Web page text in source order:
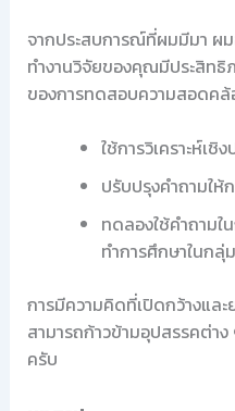
จากประสบการณ์ที่ผมมีมา ผ
ทำงานวิจัยของคุณมีประสิทธิ
ของการทดสอบความสอดคล้
ใช้การวิเคราะห์เ
ปรับปรุงคำถามให้
ทดลองใช้คำถามใ
ทำการศึกษาในกลุ่
การมีความคิดที่เปิดกว้างแล
สามารถก้าวข้ามอุปสรรคต่า
ครับ